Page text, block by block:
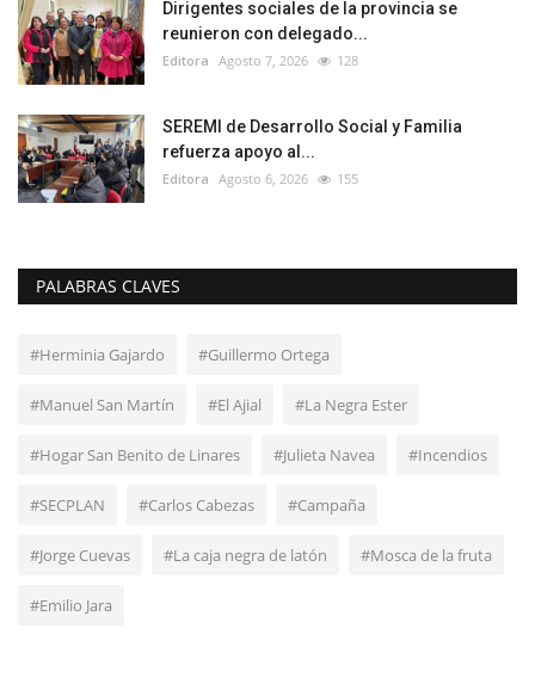
Dirigentes sociales de la provincia se
reunieron con delegado...
Editora Agosto 7, 2026 128
SEREMI de Desarrollo Social y Familia
refuerza apoyo al...
Editora Agosto 6, 2026 155
PALABRAS CLAVES
#Herminia Gajardo #Guillermo Ortega
#Manuel San Martín #El Ajial #La Negra Ester
#Hogar San Benito de Linares #Julieta Navea #Incendios
#SECPLAN #Carlos Cabezas #Campaña
#Jorge Cuevas #La caja negra de latón #Mosca de la fruta
#Emilio Jara